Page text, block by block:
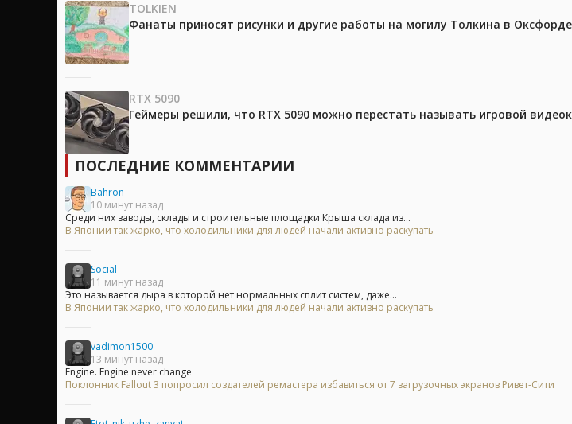
TOLKIEN
Фанаты приносят рисунки и другие работы на могилу Толкина в
RTX 5090
Геймеры решили, что RTX 5090 можно перестать называть игровой
ПОСЛЕДНИЕ КОММЕНТАРИИ
Bahron
10 минут назад
Среди них заводы, склады и строительные площадки Крыша склада из...
В Японии так жарко, что холодильники для людей начали активно раскупать
Social
11 минут назад
Это называется дыра в которой нет нормальных сплит систем, даже...
В Японии так жарко, что холодильники для людей начали активно раскупать
vadimon1500
13 минут назад
Engine. Engine never change
Поклонник Fallout 3 попросил создателей ремастера избавиться от 7 загрузочных экранов Ривет-Сити